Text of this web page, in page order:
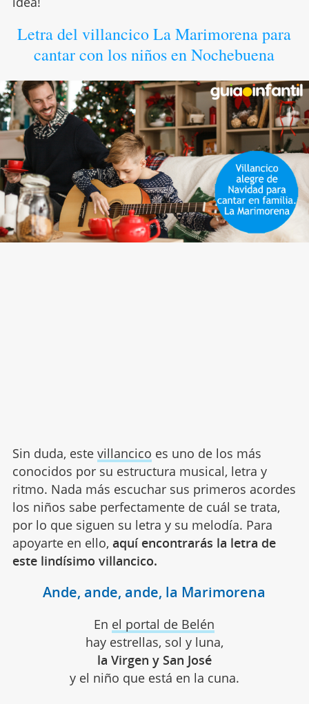
Letra del villancico La Marimorena para
cantar con los niños en Nochebuena
Sin duda, este villancico es uno de los más
conocidos por su estructura musical, letra y
ritmo. Nada más escuchar sus primeros acordes
los niños sabe perfectamente de cuál se trata,
por lo que siguen su letra y su melodía. Para
apoyarte en ello, aquí encontrarás la letra de
este lindísimo villancico.
Ande, ande, ande, la Marimorena
En el portal de Belén
hay estrellas, sol y luna,
la Virgen y San José
y el niño que está en la cuna.